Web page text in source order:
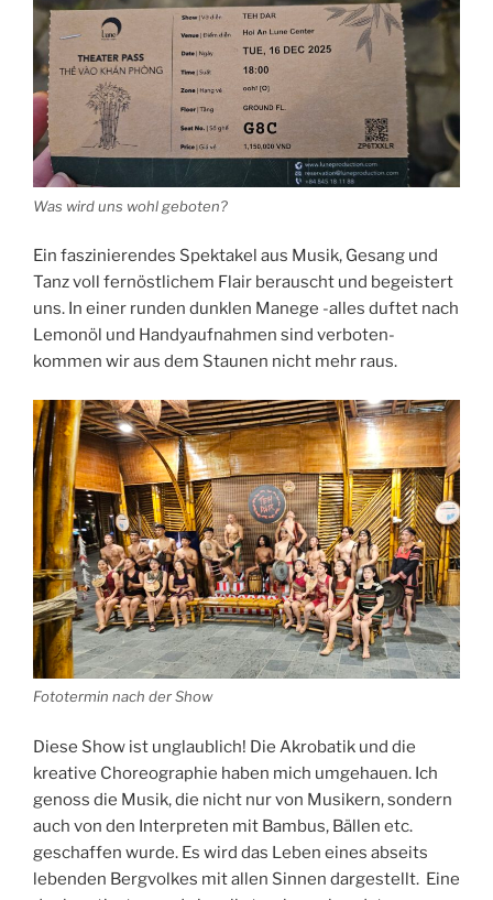
Was wird uns wohl geboten?
Ein faszinierendes Spektakel aus Musik, Gesang und
Tanz voll fernöstlichem Flair berauscht und begeistert
uns. In einer runden dunklen Manege -alles duftet nach
Lemonöl und Handyaufnahmen sind verboten-
kommen wir aus dem Staunen nicht mehr raus.
Fototermin nach der Show
Diese Show ist unglaublich! Die Akrobatik und die
kreative Choreographie haben mich umgehauen. Ich
genoss die Musik, die nicht nur von Musikern, sondern
auch von den Interpreten mit Bambus, Bällen etc.
geschaffen wurde. Es wird das Leben eines abseits
lebenden Bergvolkes mit allen Sinnen dargestellt. Eine